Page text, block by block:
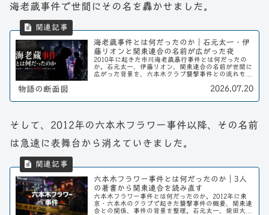
海老蔵事件で世間にその名を轟かせました。
海老蔵事件とは何だったのか｜石元太一・伊
藤リオンと関東連合の名前が広がった夜
2010年に起きた市川海老蔵暴行事件とは何だったの
か。石元太一、伊藤リオン、関東連合の名前が世間に
広がった背景を、六本木クラブ襲撃事件との流れも含
物語の断面図 2026.07.20
そして、2012年の六本木フラワー事件以降、その名前
は急速に表舞台から消えていきました。
六本木フラワー事件とは何だったのか｜3人
の著書から関東連合を読み直す
六本木フラワー事件とは何だったのか。2012年に東
京・六本木のクラブで起きた襲撃事件の概要、関東連
合との関係、事件の背景を整理。石元太一、柴田大輔